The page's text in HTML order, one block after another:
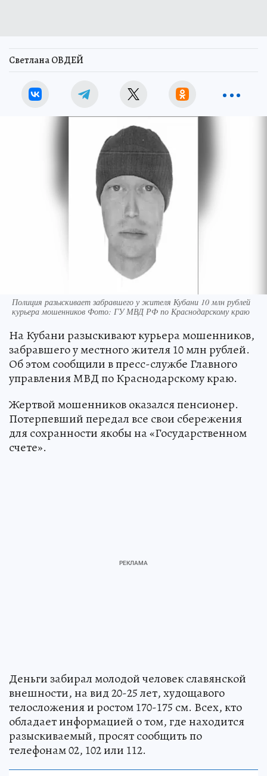
Светлана ОВДЕЙ
Полиция разыскивает забравшего у жителя Кубани 10 млн рублей
курьера мошенников Фото: ГУ МВД РФ по Краснодарскому краю
На Кубани разыскивают курьера мошенников,
забравшего у местного жителя 10 млн рублей.
Об этом сообщили в пресс-службе Главного
управления МВД по Краснодарскому краю.
Жертвой мошенников оказался пенсионер.
Потерпевший передал все свои сбережения
для сохранности якобы на «Государственном
счете».
Деньги забирал молодой человек славянской
внешности, на вид 20-25 лет, худощавого
телосложения и ростом 170-175 см. Всех, кто
обладает информацией о том, где находится
разыскиваемый, просят сообщить по
телефонам 02, 102 или 112.